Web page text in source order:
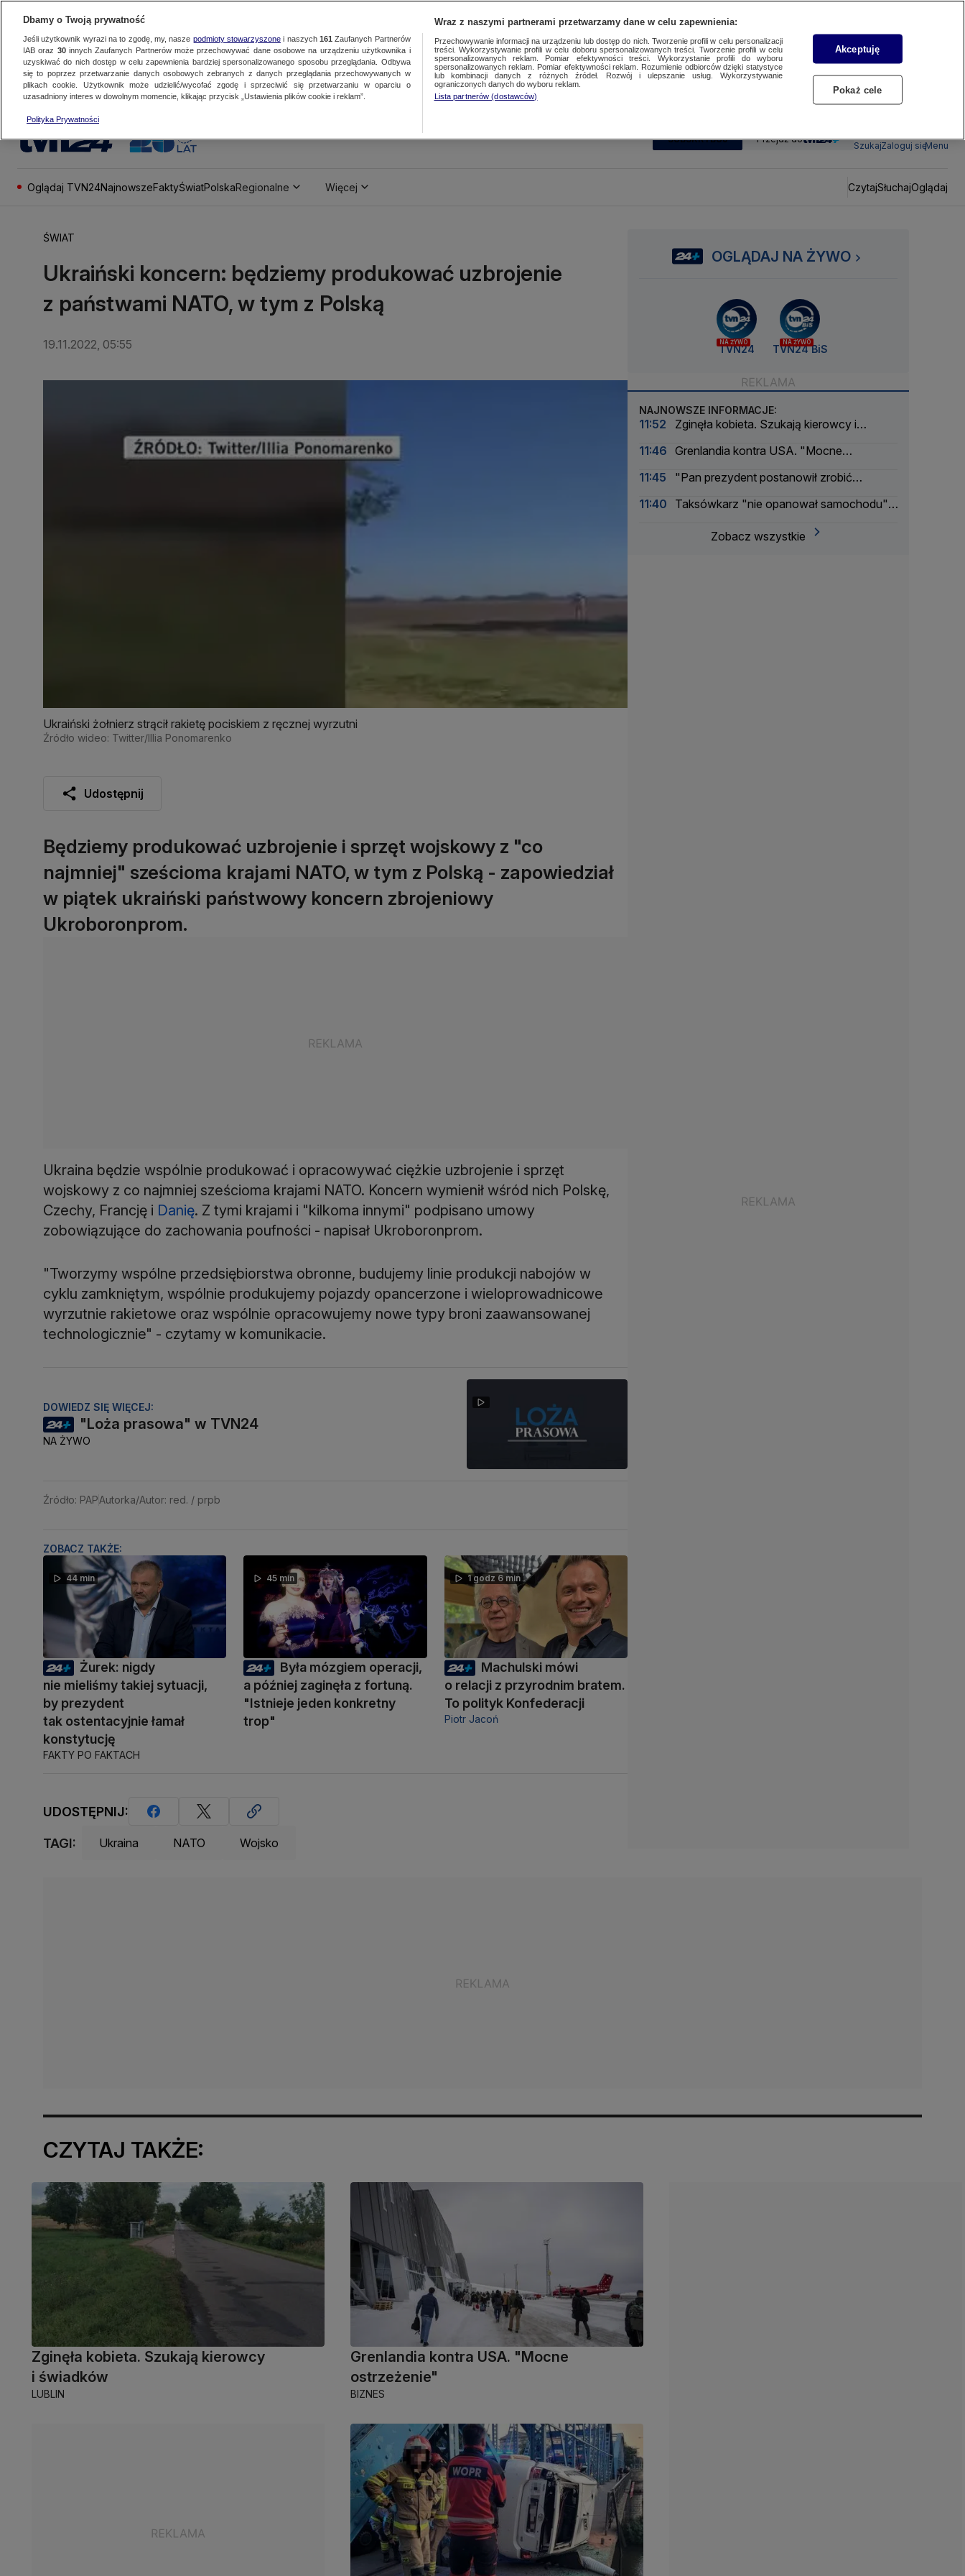
SUBSKRYBUJ Przejdź do
SzukajZaloguj sięMenu
Oglądaj TVN24NajnowszeFaktyŚwiatPolskaRegionalne Więcej CzytajSłuchajOglądaj
ŚWIAT
Ukraiński koncern: będziemy produkować uzbrojenie
z państwami NATO, w tym z Polską
19.11.2022, 05:55
Ukraiński żołnierz strącił rakietę pociskiem z ręcznej wyrzutni
Źródło wideo: Twitter/Illia Ponomarenko
Udostępnij
Będziemy produkować uzbrojenie i sprzęt wojskowy z "co
najmniej" sześcioma krajami NATO, w tym z Polską - zapowiedział
w piątek ukraiński państwowy koncern zbrojeniowy
Ukroboronprom.
Ukraina będzie wspólnie produkować i opracowywać ciężkie uzbrojenie i sprzęt
wojskowy z co najmniej sześcioma krajami NATO. Koncern wymienił wśród nich Polskę,
Czechy, Francję i Danię. Z tymi krajami i "kilkoma innymi" podpisano umowy
zobowiązujące do zachowania poufności - napisał Ukroboronprom.
"Tworzymy wspólne przedsiębiorstwa obronne, budujemy linie produkcji nabojów w
cyklu zamkniętym, wspólnie produkujemy pojazdy opancerzone i wieloprowadnicowe
wyrzutnie rakietowe oraz wspólnie opracowujemy nowe typy broni zaawansowanej
technologicznie" - czytamy w komunikacie.
DOWIEDZ SIĘ WIĘCEJ:
"Loża prasowa" w TVN24
NA ŻYWO
Źródło: PAPAutorka/Autor: red. / prpb
ZOBACZ TAKŻE:
44 min
Żurek: nigdy
nie mieliśmy takiej sytuacji,
by prezydent
tak ostentacyjnie łamał
konstytucję
FAKTY PO FAKTACH
45 min
Była mózgiem operacji,
a później zaginęła z fortuną.
"Istnieje jeden konkretny
trop"
1 godz 6 min
Machulski mówi
o relacji z przyrodnim bratem.
To polityk Konfederacji
Piotr Jacoń
UDOSTĘPNIJ:
TAGI: Ukraina NATO Wojsko
OGLĄDAJ NA ŻYWO
NA ŻYWO
TVN24
NA ŻYWO
TVN24 BiS
NAJNOWSZE INFORMACJE:
11:52
Zginęła kobieta. Szukają kierowcy i
11:46 Grenlandia kontra USA. "Mocne
11:45
"Pan prezydent postanowił zrobić
wydarzenia"
11:40
Taksówkarz "nie opanował samochodu",
Zobacz wszystkie
CZYTAJ TAKŻE:
Zginęła kobieta. Szukają kierowcy
i świadków
LUBLIN
Grenlandia kontra USA. "Mocne
ostrzeżenie"
BIZNES
Dbamy o Twoją prywatność
Jeśli użytkownik wyrazi na to zgodę, my, nasze podmioty stowarzyszonei naszych 161 Zaufanych Partnerów
IAB oraz 30innych Zaufanych Partnerów może przechowywać dane osobowe na urządzeniu użytkownika i
uzyskiwać do nich dostęp w celu zapewnienia bardziej spersonalizowanego sposobu przeglądania. Odbywa
się to poprzez przetwarzanie danych osobowych zebranych z danych przeglądania przechowywanych w
plikach cookie. Użytkownik może udzielić/wycofać zgodę i sprzeciwić się przetwarzaniu w oparciu o
uzasadniony interes w dowolnym momencie, klikając przycisk „Ustawienia plików cookie i reklam”.
Polityka Prywatności
Wraz z naszymi partnerami przetwarzamy dane w celu zapewnienia:
Przechowywanie informacji na urządzeniu lub dostęp do nich. Tworzenie profili w celu personalizacji
treści. Wykorzystywanie profili w celu doboru spersonalizowanych treści. Tworzenie profili w celu
spersonalizowanych reklam. Pomiar efektywności treści. Wykorzystanie profili do wyboru
spersonalizowanych reklam. Pomiar efektywności reklam. Rozumienie odbiorców dzięki statystyce
lub kombinacji danych z różnych źródeł. Rozwój i ulepszanie usług. Wykorzystywanie
ograniczonych danych do wyboru reklam.
Lista partnerów (dostawców)
Akceptuję
Pokaż cele